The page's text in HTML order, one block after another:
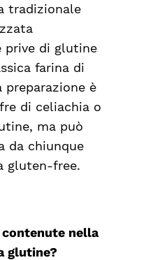
tradizionale
prive di glutine
farina di
è
di celiachia o
ma può
da chiunque
gluten-free.
nella
glutine?